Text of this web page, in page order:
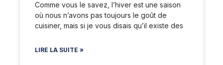
Comme vous le savez, l’hiver est une saison
où nous n’avons pas toujours le goût de
cuisiner, mais si je vous disais qu’il existe des
LIRE LA SUITE »